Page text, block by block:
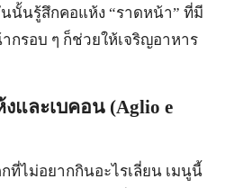
นั้นรู้สึกคอแห้ง “ราดหน้า” ที่มี
รอบ ๆ ก็ช่วยให้เจริญอาหาร
และเบคอน (Aglio e
ที่ไม่อยากกินอะไรเลี่ยน เมนูนี้